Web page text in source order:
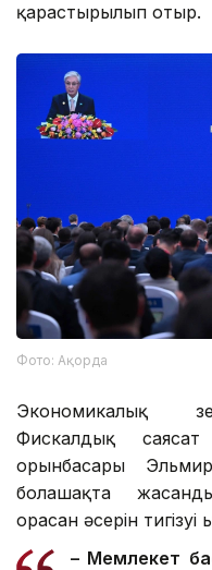
қарастырылып отыр.
Фото: Ақорда
Экономикалық
Фискалдық
орынбасары
болашақта
орасан әсерін тигізуі
– Мемлекет